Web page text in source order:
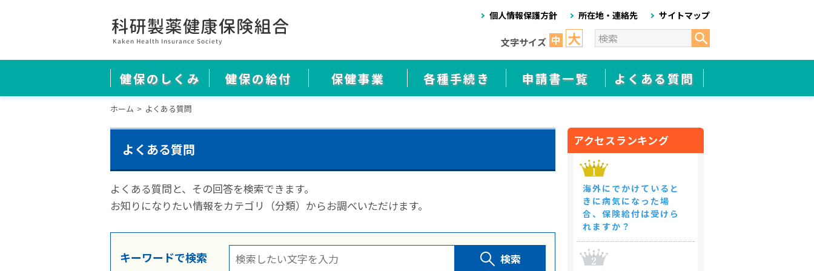
個人情報保護方針 所在地・連絡先 サイトマップ
文字サイズ 中 大
健保のしくみ 健保の給付 保健事業 各種手続き 申請書一覧 よくある質問
ホーム よくある質問
よくある質問
よくある質問と、その回答を検索できます。
お知りになりたい情報をカテゴリ（分類）からお調べいただけます。
キーワードで検索 検索
アクセスランキング
海外にでかけていると
きに病気になった場
合、保険給付は受けら
れますか？